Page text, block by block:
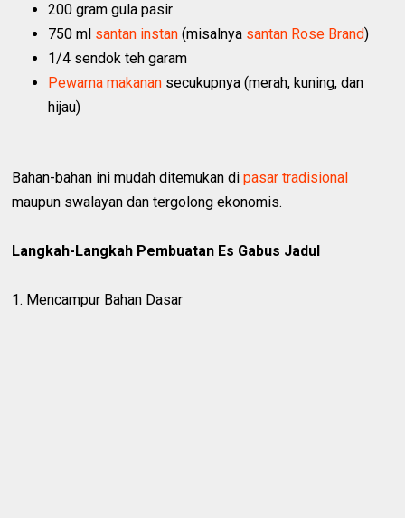
200 gram gula pasir
750 ml santan instan (misalnya santan Rose Brand)
1/4 sendok teh garam
Pewarna makanan secukupnya (merah, kuning, dan
hijau)
Bahan-bahan ini mudah ditemukan dipasar tradisional
maupun swalayan dan tergolong ekonomis.
Langkah-Langkah Pembuatan Es Gabus Jadul
1. Mencampur Bahan Dasar